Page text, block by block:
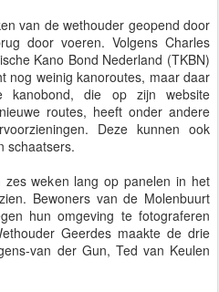
van de wethouder geopend door
door voeren. Volgens Charles
Kano Bond Nederland (TKBN)
nog weinig kanoroutes, maar daar
kanobond, die op zijn website
routes, heeft onder andere
Deze kunnen ook
schaatsers.
zes weken lang op panelen in het
Bewoners van de Molenbuurt
hun omgeving te fotograferen
Geerdes maakte de drie
van der Gun, Ted van Keulen